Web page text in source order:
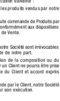
produits vendus par notre
commande de Produits par
aux dispositions
de Vente.
Société sont irrévocables
de notre part.
de la composition ou du
un Client ne pourra être prise
du Client et accord exprès
par le Client, notre Société
son exécution.